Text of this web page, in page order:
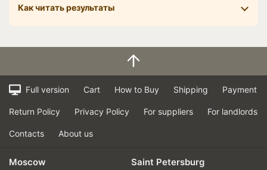
Как читать результаты
Full version Cart How to Buy Shipping Payment
Return Policy Privacy Policy For suppliers For landlords
Contacts About us
Moscow
Saint Petersburg